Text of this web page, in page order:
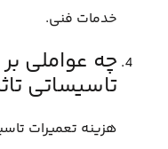
خدمات فنی.
چه عواملی
تاسیساتی
هزینه تعمیرات